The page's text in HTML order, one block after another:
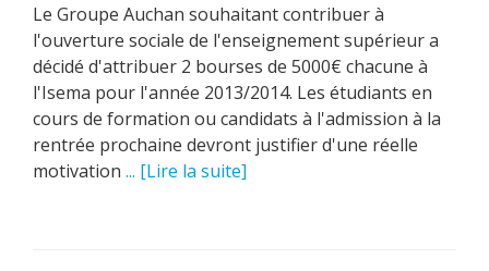
Le Groupe Auchan souhaitant contribuer à
l'ouverture sociale de l'enseignement supérieur a
décidé d'attribuer 2 bourses de 5000€ chacune à
l'Isema pour l'année 2013/2014. Les étudiants en
cours de formation ou candidats à l'admission à la
rentrée prochaine devront justifier d'une réelle
motivation ... [Lire la suite]